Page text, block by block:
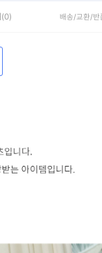
(0) 배송/교환/반